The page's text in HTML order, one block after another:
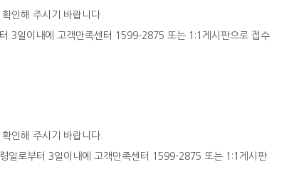
인해 주시기 바랍니다.
3일이내에 고객만족센터 1599-2875 또는 1:1게시판으로 접수
인해 주시기 바랍니다.
일로부터 3일이내에 고객만족센터 1599-2875 또는 1:1게시판